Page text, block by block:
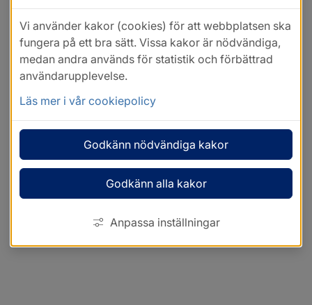
Vi använder kakor (cookies) för att webbplatsen ska
fungera på ett bra sätt. Vissa kakor är nödvändiga,
medan andra används för statistik och förbättrad
användarupplevelse.
Läs mer i vår cookiepolicy
Godkänn nödvändiga kakor
Godkänn alla kakor
Anpassa inställningar